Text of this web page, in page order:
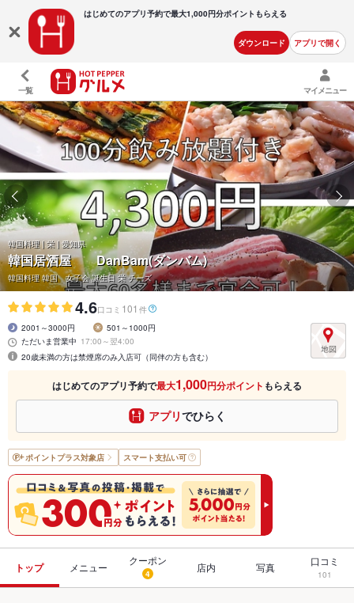
はじめてのアプリ予約で最大1,000円分ポイントもらえる
ダウンロード アプリで開く
一覧 マイメニュー
韓国料理 | 栄 | 愛知県
韓国居酒屋 DanBam(ダンバム)
韓国料理 韓国 女子会 誕生日 栄 チーズ
4.6口コミ 101 件
2001～3000円
501～1000円
ただいま営業中 17:00～翌4:00
20歳未満の方は禁煙席のみ入店可（同伴の方も含む）
はじめてのアプリ予約で最大1,000円分ポイント もらえる
アプリでひらく
ポイントプラス対象店 スマート支払い可
トップ メニュー
クーポン
4 店内 写真 口コミ
101